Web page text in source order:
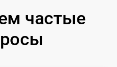
частые